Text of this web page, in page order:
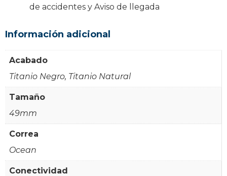
de accidentes y Aviso de llegada
Información adicional
Acabado
Titanio Negro, Titanio Natural
Tamaño
49mm
Correa
Ocean
Conectividad